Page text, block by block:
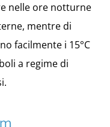
nelle ore notturne
mentre di
facilmente i 15°C
a regime di